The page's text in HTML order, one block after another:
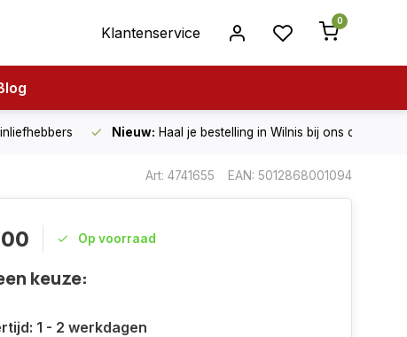
Klantenservice
0
Nieuw: Haal je bestelling in Wilnis bij ons op!
Art: 4741655 EAN: 5012868001094
Op voorraad
keuze:
1 - 2 werkdagen